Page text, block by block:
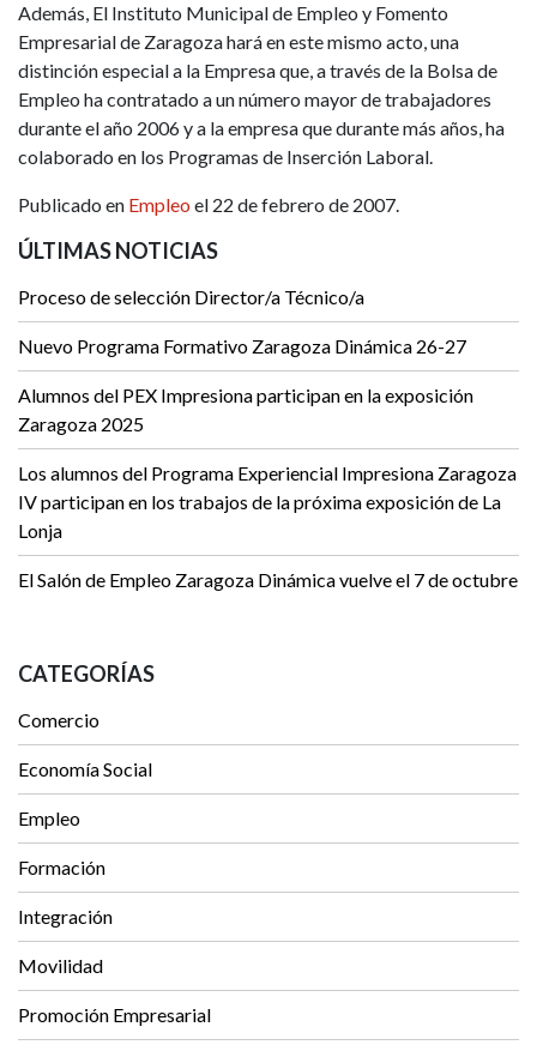
Además, El Instituto Municipal de Empleo y Fomento
Empresarial de Zaragoza hará en este mismo acto, una
distinción especial a la Empresa que, a través de la Bolsa de
Empleo ha contratado a un número mayor de trabajadores
durante el año 2006 y a la empresa que durante más años, ha
colaborado en los Programas de Inserción Laboral.
Publicado en Empleo el 22 de febrero de 2007.
ÚLTIMAS NOTICIAS
Proceso de selección Director/a Técnico/a
Nuevo Programa Formativo Zaragoza Dinámica 26-27
Alumnos del PEX Impresiona participan en la exposición
Zaragoza 2025
Los alumnos del Programa Experiencial Impresiona Zaragoza
IV participan en los trabajos de la próxima exposición de La
Lonja
El Salón de Empleo Zaragoza Dinámica vuelve el 7 de octubre
CATEGORÍAS
Comercio
Economía Social
Empleo
Formación
Integración
Movilidad
Promoción Empresarial